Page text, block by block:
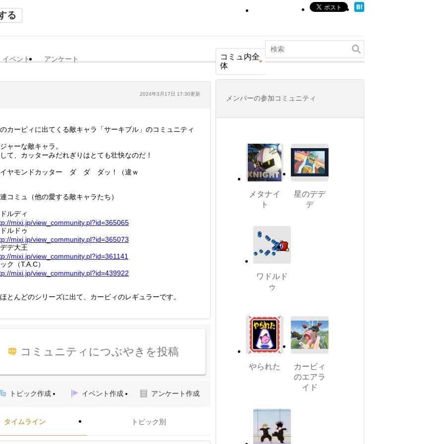
る
イベント アンケート
コミュ内全
体
2024年3月17日 17:30更新
カービィに出てくる敵キャラ「サーキブル」のコミュニティ
ャーな敵キャラ。
て、カッターみだれぎりはとても壮快なのだ！
ヤモンドカッター ダ ダ ダッ！（違ｗ
コミュ（他の愛する敵キャラたち）
ルディ
mixi.jp/view_community.pl?id=365065
ルドゥ
mixi.jp/view_community.pl?id=365073
デ大王
mixi.jp/view_community.pl?id=361141
ク（T.A.C）
mixi.jp/view_community.pl?id=439922
とんどのシリーズに出て、カービィのレギュラーです。
コミュニティにつぶやきを投稿
トピック作成 イベント作成 アンケート作成
タイムライン トピック別
メンバーの参加コミュニティ
メタナイ
ト
星のデデ
デ
ワドルド
ゥ
やられた
カービィ
のエアラ
イド